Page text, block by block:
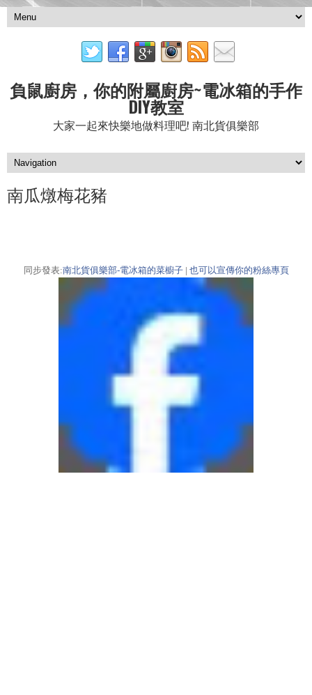
負鼠廚房，你的附屬廚房~電冰箱的手作
DIY教室
大家一起來快樂地做料理吧! 南北貨俱樂部
南瓜燉梅花豬
同步發表:南北貨俱樂部-電冰箱的菜櫥子| 也可以宣傳你的粉絲專頁